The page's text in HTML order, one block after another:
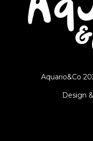
Aquario&Co
Design